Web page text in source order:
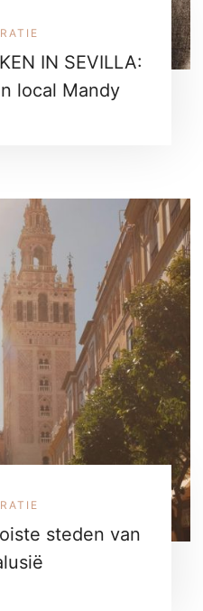
IN SEVILLA:
local Mandy
steden van